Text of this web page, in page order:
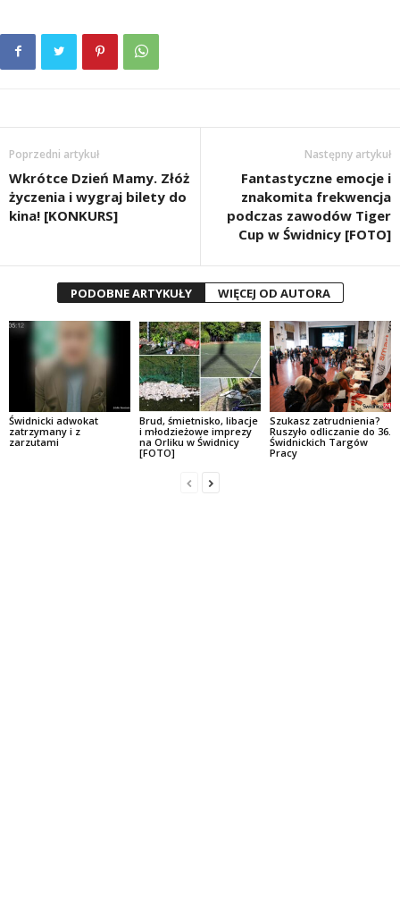
Poprzedni artykuł
Wkrótce Dzień Mamy. Złóż
życzenia i wygraj bilety do
kina! [KONKURS]
Następny artykuł
Fantastyczne emocje i
znakomita frekwencja
podczas zawodów Tiger
Cup w Świdnicy [FOTO]
PODOBNE ARTYKUŁY WIĘCEJ OD AUTORA
Świdnicki adwokat
zatrzymany i z
zarzutami
Brud, śmietnisko, libacje
i młodzieżowe imprezy
na Orliku w Świdnicy
[FOTO]
Szukasz zatrudnienia?
Ruszyło odliczanie do 36.
Świdnickich Targów
Pracy